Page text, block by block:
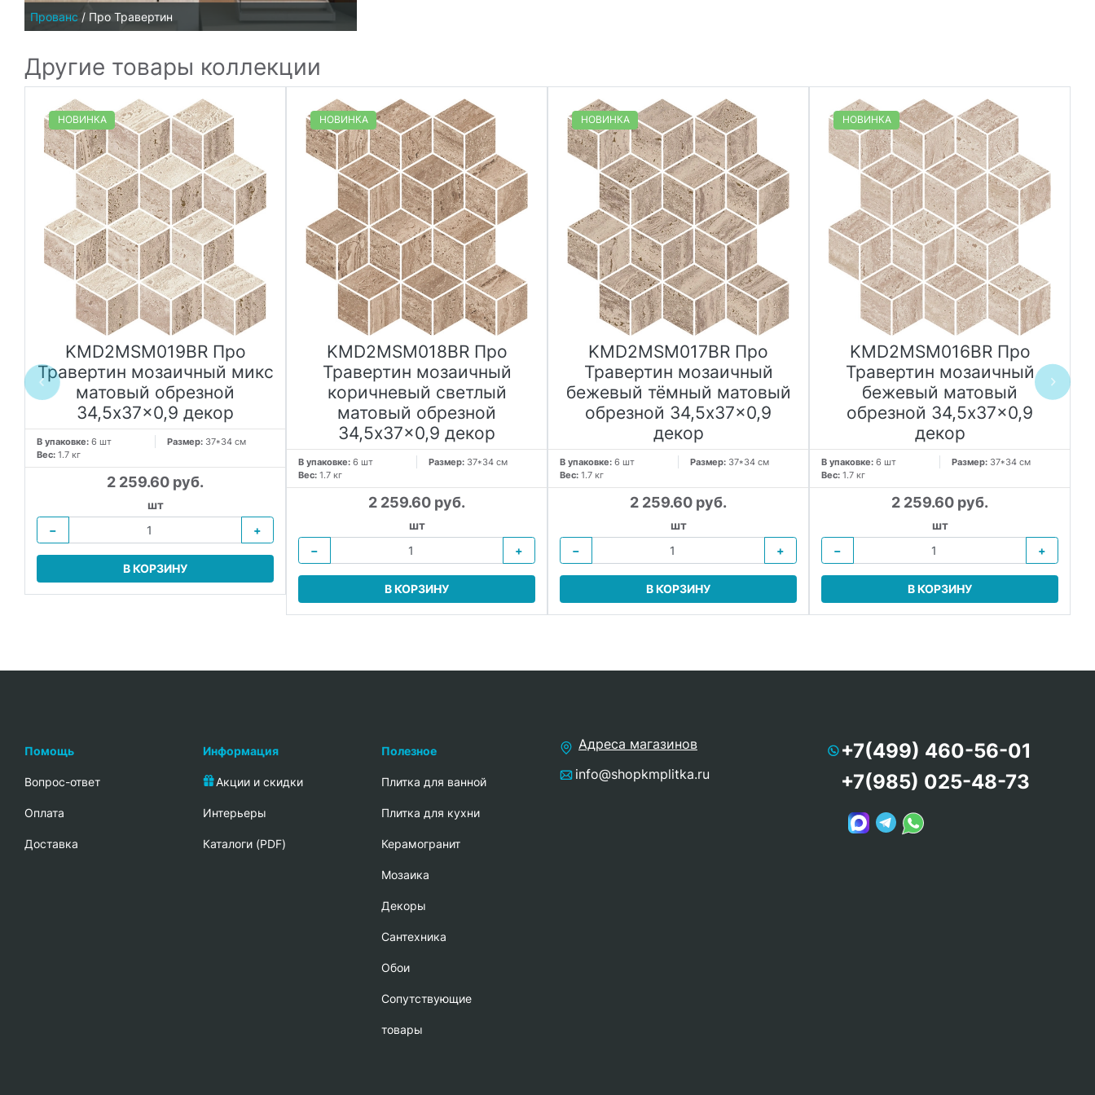
Прованс / Про Травертин
Другие товары коллекции
НОВИНКА
KMD2MSM019BR Про
Травертин мозаичный микс
матовый обрезной
34,5x37x0,9 декор
В упаковке: 6 шт Размер: 37*34 см
Вес: 1.7 кг
2 259.60 руб.
шт
−
+
В КОРЗИНУ
НОВИНКА
KMD2MSM018BR Про
Травертин мозаичный
коричневый светлый
матовый обрезной
34,5x37x0,9 декор
В упаковке: 6 шт Размер: 37*34 см
Вес: 1.7 кг
2 259.60 руб.
шт
−
+
В КОРЗИНУ
НОВИНКА
KMD2MSM017BR Про
Травертин мозаичный
бежевый тёмный матовый
обрезной 34,5x37x0,9
декор
В упаковке: 6 шт Размер: 37*34 см
Вес: 1.7 кг
2 259.60 руб.
шт
−
+
В КОРЗИНУ
НОВИНКА
KMD2MSM016BR Про
Травертин мозаичный
бежевый матовый
обрезной 34,5x37x0,9
декор
В упаковке: 6 шт Размер: 37*34 см
Вес: 1.7 кг
2 259.60 руб.
шт
−
+
В КОРЗИНУ
Помощь
Вопрос-ответ
Oплата
Доставка
Информация
Акции и скидки
Интерьеры
Каталоги (PDF)
Полезное
Плитка для ванной
Плитка для кухни
Керамогранит
Мозаика
Декоры
Сантехника
Обои
Сопутствующие
товары
Адреса магазинов
info@shopkmplitka.ru
+7(499) 460-56-01
+7(985) 025-48-73